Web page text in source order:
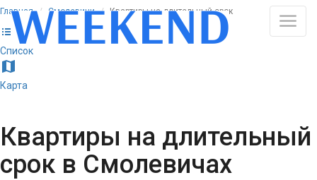
Главная Смолевичи Квартиры на длительный срок
list
Список
map
Карта
Квартиры на длительный
срок в Смолевичах